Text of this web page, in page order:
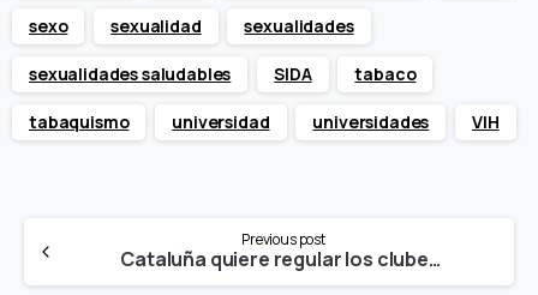
sexo sexualidad sexualidades
sexualidades saludables SIDA tabaco
tabaquismo universidad universidades VIH
Reading
Previous post
Cataluña quiere regular los clubes de cannabis.